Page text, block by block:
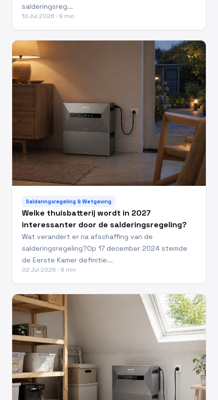
salderingsreg...
10 Jul 2026 · 9 min
Salderingsregeling & Wetgeving
Welke thuisbatterij wordt in 2027
interessanter door de salderingsregeling?
Wat verandert er na afschaffing van de
salderingsregeling?Op 17 december 2024 stemde
de Eerste Kamer definitie...
02 Jul 2026 · 9 min